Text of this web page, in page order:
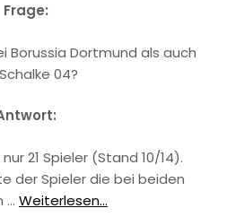
Frage:
Borussia Dortmund als auch
04?
21 Spieler (Stand 10/14).
der Spieler die bei beiden
… Weiterlesen...